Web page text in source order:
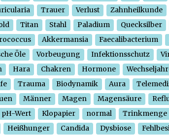
Trauer Verlust Zahnheilkunde
Titan Stahl Paladium Quecksilber
Akkermansia Faecalibacterium
Öle Vorbeugung Infektionsschutz
Hara Chakren Hormone
Trauma Biodynamik Aura
Männer Magen Magensäure
pH-Wert Klopapier normal Trinkmenge
Heißhunger Candida Dysbiose